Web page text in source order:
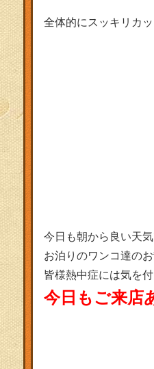
全体的にスッキリカ
今日も朝から良い天
お泊りのワンコ達の
皆様熱中症には気を
今日もご来店